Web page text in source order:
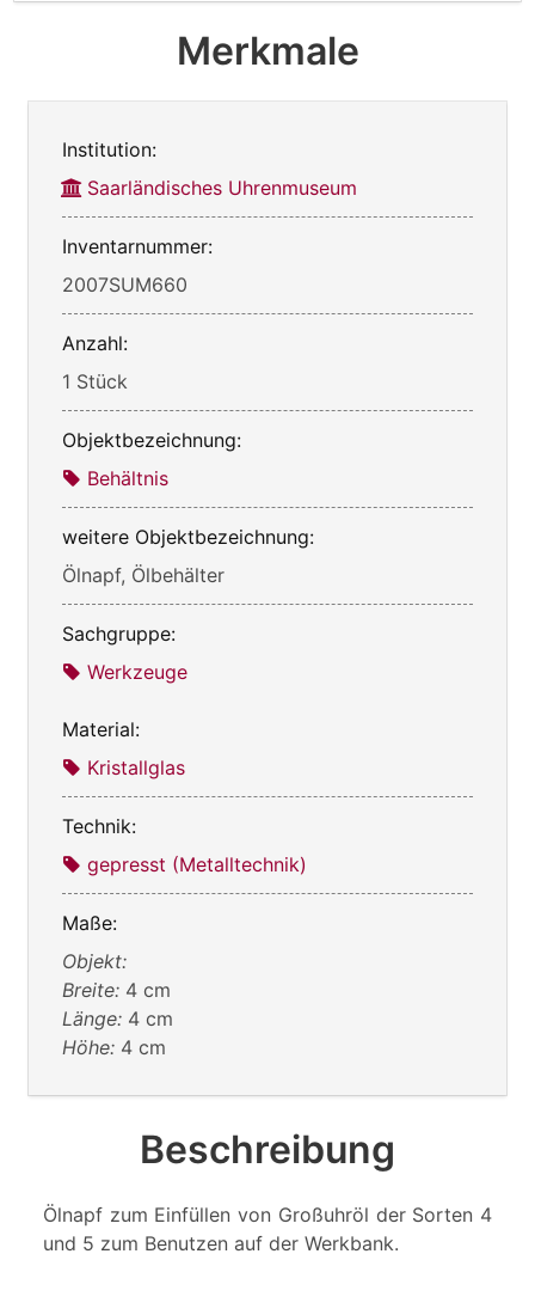
Merkmale
Institution:
Saarländisches Uhrenmuseum
Inventarnummer:
2007SUM660
Anzahl:
1 Stück
Objektbezeichnung:
Behältnis
weitere Objektbezeichnung:
Ölnapf, Ölbehälter
Sachgruppe:
Werkzeuge
Material:
Kristallglas
Technik:
gepresst (Metalltechnik)
Maße:
Objekt:
Breite: 4 cm
Länge: 4 cm
Höhe: 4 cm
Beschreibung
Ölnapf zum Einfüllen von Großuhröl der Sorten 4
und 5 zum Benutzen auf der Werkbank.